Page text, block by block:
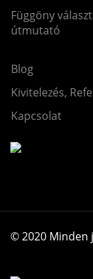
Függöny
útmutató
Blog
Kivitelezés,
Kapcsolat
© 2020 Minden